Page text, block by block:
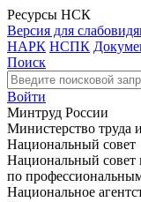
Ресурсы НСК
Версия для
НАРК НСПК
Поиск
Войти
Минтруд России
Министерство труда
Национальный совет
Национальный
по
Национальное